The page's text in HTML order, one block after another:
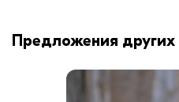
Предложения